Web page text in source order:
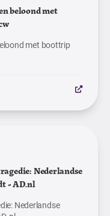
beloond met
met boottrip
Nederlandse
- AD.nl
Nederlandse